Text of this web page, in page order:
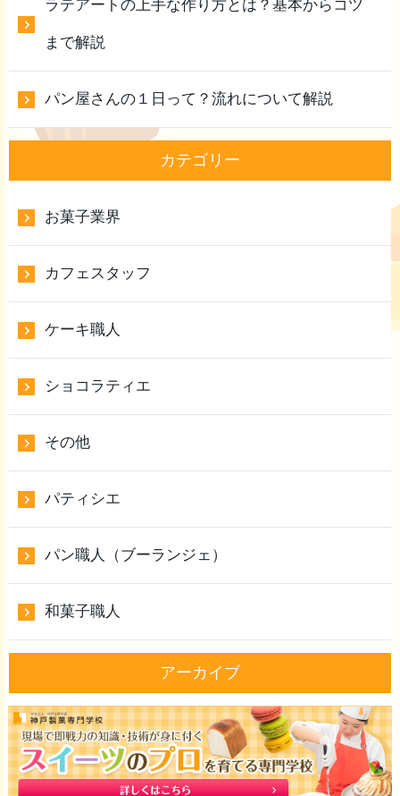
ラテアートの上手な作り方とは？基本からコツ
まで解説
パン屋さんの１日って？流れについて解説
カテゴリー
お菓子業界
カフェスタッフ
ケーキ職人
ショコラティエ
その他
パティシエ
パン職人（ブーランジェ）
和菓子職人
アーカイブ
2024年10月
2024年6月